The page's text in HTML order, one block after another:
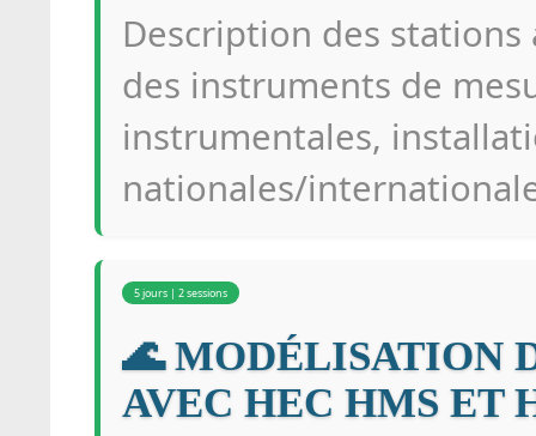
Description des
des instruments de
instrumentales,
nationales/
5 jours | 2 sessions
🌊 MODÉLISATION
AVEC HEC HMS ET